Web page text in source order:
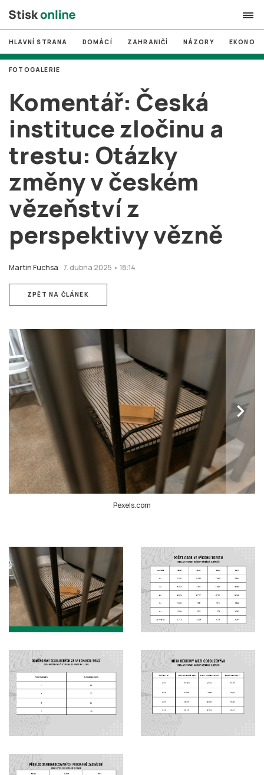
search
# MUNI
# Brno
# volby
login PŘIHLÁSIT SE
Zapomněli jste heslo?
HLAVNÍ STRANA DOMÁCÍ ZAHRANIČÍ NÁZORY
Komentář: Česká
instituce zločinu a
trestu: Otázky
změny v českém
vězeňství z
perspektivy vězně
Martin Fuchsa 7. dubna 2025 • 18:14
FOTOGALERIE
ZPĚT NA ČLÁNEK
chevron_right
Pexels.com